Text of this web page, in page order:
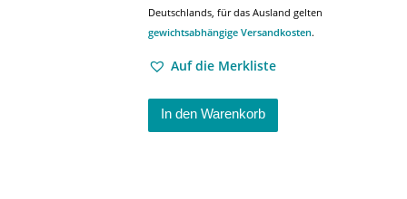
Deutschlands, für das Ausland gelten
gewichtsabhängige Versandkosten.
Auf die Merkliste
In den Warenkorb